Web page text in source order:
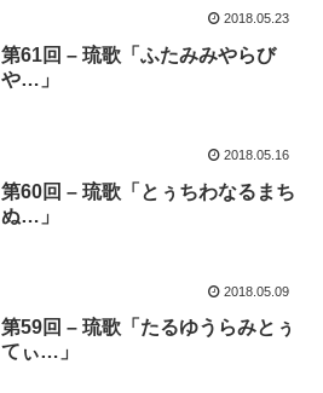
2018.05.23
第61回 – 琉歌「ふたみみやらび
や…」
2018.05.16
第60回 – 琉歌「とぅちわなるまち
ぬ…」
2018.05.09
第59回 – 琉歌「たるゆうらみとぅ
てぃ…」